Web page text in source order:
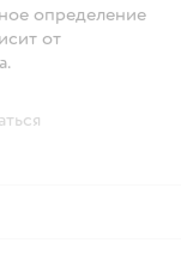
определение
от